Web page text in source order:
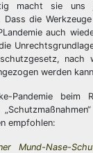
macht sie uns
Dass die
auch
werden
Pandemie
empfohlen:
Mund-Nase-